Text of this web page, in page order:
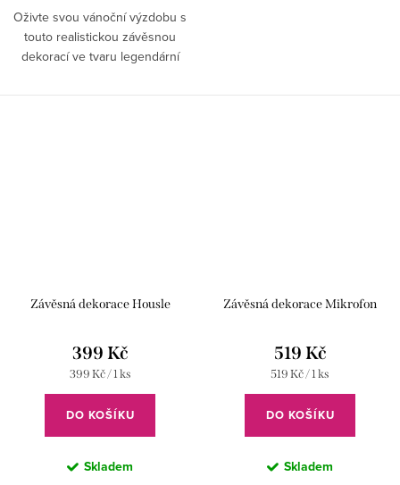
Oživte svou vánoční výzdobu s
touto realistickou závěsnou
dekorací ve tvaru legendární
Závěsná dekorace Housle
399 Kč
Měrná
cena:
399 Kč / 1 ks
DO KOŠÍKU
Skladem
Závěsná dekorace Mikrofon
519 Kč
Měrná
cena:
519 Kč / 1 ks
DO KOŠÍKU
Skladem